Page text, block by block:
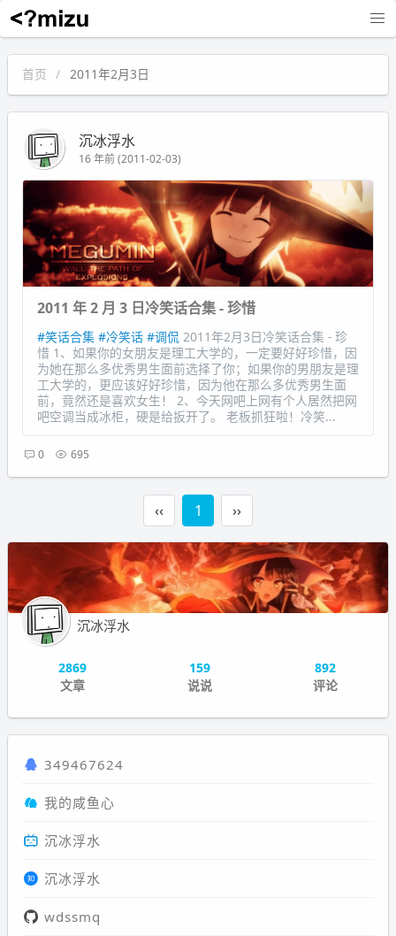
沉冰浮水
首页 2011年2月3日
沉冰浮水
16 年前 (2011-02-03)
2011 年 2 月 3 日冷笑话合集 - 珍惜
#笑话合集 #冷笑话 #调侃 2011年2月3日冷笑话合集 - 珍
惜 1、如果你的女朋友是理工大学的，一定要好好珍惜，因
为她在那么多优秀男生面前选择了你；如果你的男朋友是理
工大学的，更应该好好珍惜，因为他在那么多优秀男生面
前，竟然还是喜欢女生！ 2、今天网吧上网有个人居然把网
吧空调当成冰柜，硬是给扳开了。 老板抓狂啦！冷笑...
0 695
‹‹ 1 ››
沉冰浮水
2869
文章
159
说说
892
评论
349467624
我的咸鱼心
沉冰浮水
沉冰浮水
wdssmq